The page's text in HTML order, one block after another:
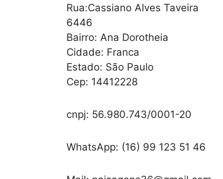
Rua:Cassiano Alves Taveira
6446
Bairro: Ana Dorotheia
Cidade: Franca
Estado: São Paulo
Cep: 14412228
cnpj: 56.980.743/0001-20
WhatsApp: (16) 99 123 51 46